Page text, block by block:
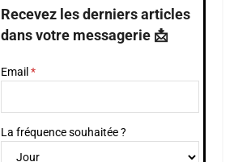
Recevez les derniers articles
dans votre messagerie 📩
Email
La fréquence souhaitée ?